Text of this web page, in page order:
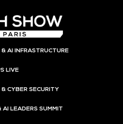
& AI INFRASTRUCTURE
LIVE
& CYBER SECURITY
AI LEADERS SUMMIT